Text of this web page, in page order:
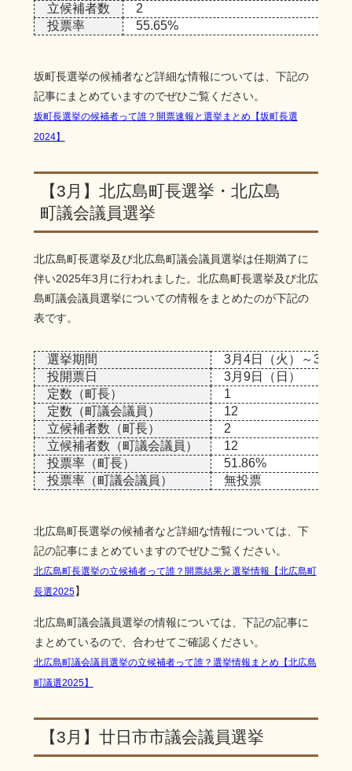
立候補者数
2
投票率
55.65%
坂町長選挙の候補者など詳細な情報については、下記の
記事にまとめていますのでぜひご覧ください。
坂町長選挙の候補者って誰？開票速報と選挙まとめ【坂町長選
2024】
【3月】北広島町長選挙・北広島
町議会議員選挙
北広島町長選挙及び北広島町議会議員選挙は任期満了に
伴い2025年3月に行われました。北広島町長選挙及び北広
島町議会議員選挙についての情報をまとめたのが下記の
表です。
選挙期間
3月4日（火）～3月8
投開票日
3月9日（日）
定数（町長）
1
定数（町議会議員）
12
立候補者数（町長）
2
立候補者数（町議会議員）
12
投票率（町長）
51.86%
投票率（町議会議員）
無投票
北広島町長選挙の候補者など詳細な情報については、下
記の記事にまとめていますのでぜひご覧ください。
北広島町長選挙の立候補者って誰？開票結果と選挙情報【北広島町
長選2025】
北広島町議会議員選挙の情報については、下記の記事に
まとめているので、合わせてご確認ください。
北広島町議会議員選挙の立候補者って誰？選挙情報まとめ【北広島
町議選2025】
【3月】廿日市市議会議員選挙